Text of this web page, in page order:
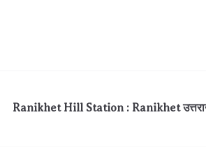
Ranikhet Hill Station : Ranikhet